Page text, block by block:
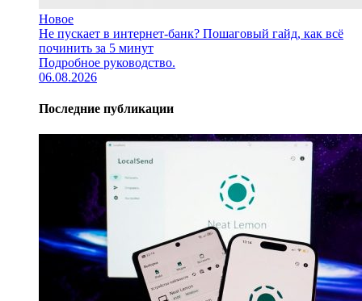
Новое
Не пускает в интернет-банк? Пошаговый гайд, как всё
починить за 5 минут
Подробное руководство.
06.08.2026
Последние публикации